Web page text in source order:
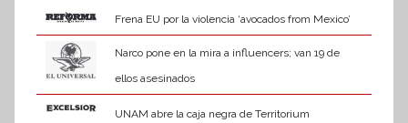
Frena EU por la violencia ‘avocados from Mexico’
Narco pone en la mira a influencers; van 19 de
ellos asesinados
UNAM abre la caja negra de Territorium